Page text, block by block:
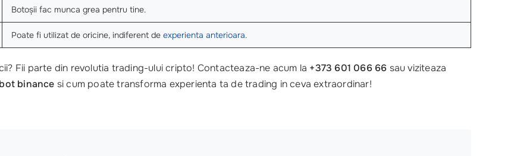
Botoșii fac munca grea pentru tine.
Poate fi utilizat de oricine, indiferent de experienta anterioara.
Fii parte din revolutia trading-ului cripto! Contacteaza-ne acum la +373 601 066 66 sau viziteaza
binance si cum poate transforma experienta ta de trading in ceva extraordinar!